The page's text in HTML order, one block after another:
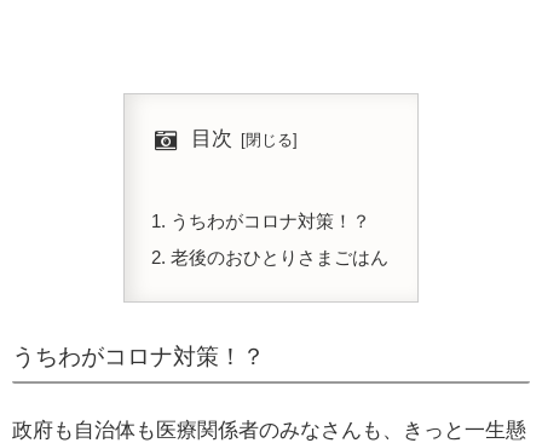
目次
うちわがコロナ対策！？
老後のおひとりさまごはん
うちわがコロナ対策！？
政府も自治体も医療関係者のみなさんも、きっと一生懸